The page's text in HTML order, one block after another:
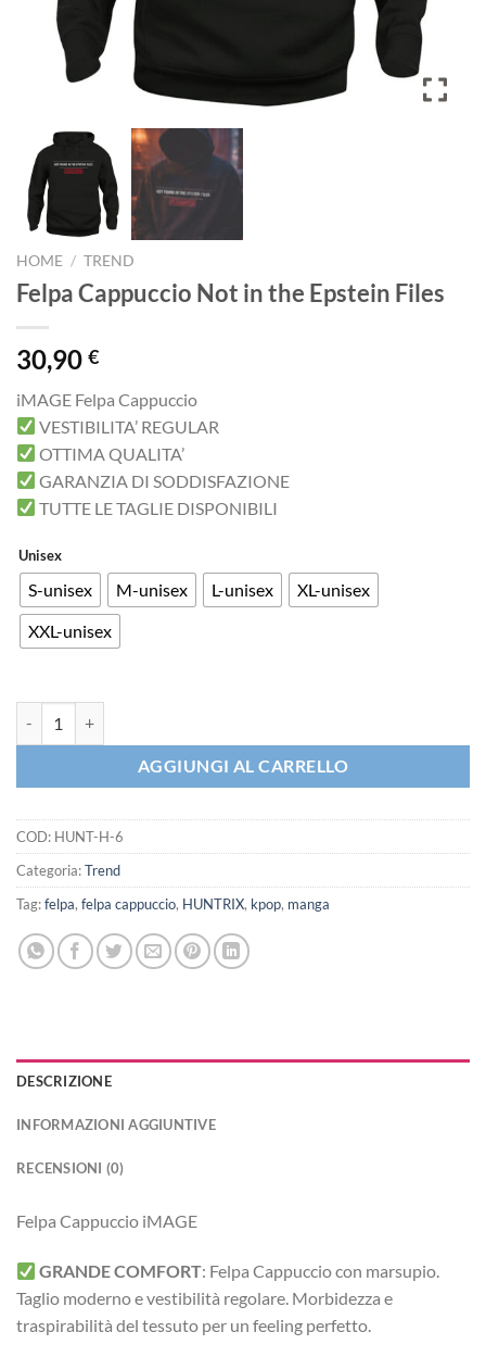
HOME / TREND
Felpa Cappuccio Not in the Epstein Files
30,90 €
iMAGE Felpa Cappuccio
VESTIBILITA’ REGULAR
OTTIMA QUALITA’
GARANZIA DI SODDISFAZIONE
TUTTE LE TAGLIE DISPONIBILI
Unisex
S-unisex M-unisex L-unisex
XL-unisex
XXL-unisex
AGGIUNGI AL CARRELLO
COD: HUNT-H-6
Categoria:Trend
Tag:felpa, felpa cappuccio, HUNTRIX, kpop, manga
DESCRIZIONE
INFORMAZIONI AGGIUNTIVE
RECENSIONI (0)
Felpa Cappuccio iMAGE
GRANDE COMFORT: Felpa Cappuccio con marsupio.
Taglio moderno e vestibilità regolare. Morbidezza e
traspirabilità del tessuto per un feeling perfetto.